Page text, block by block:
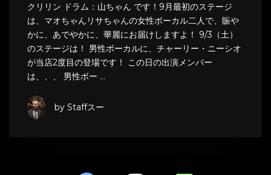
クリリン ドラム：山ちゃん です！9月最初のステージ
は、マオちゃんリサちゃんの女性ボーカル二人で、賑や
かに、あでやかに、華麗にお届けしますよ！ 9/3（土）
のステージは！ 男性ボーカルに、チャーリー・ニーシオ
が当店2度目の登場です！ この日の出演メンバー
は、、、 男性ボー …
by Staffスー